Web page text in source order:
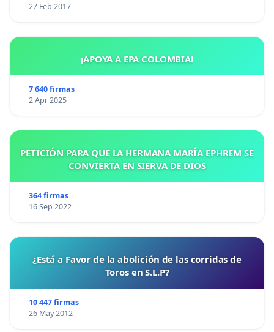
27 Feb 2017
¡APOYA A EPA COLOMBIA!
7 640 firmas
2 Apr 2025
PETICIÓN PARA QUE LA HERMANA MARÍA EPHREM SE
CONVIERTA EN SIERVA DE DIOS
364 firmas
16 Sep 2022
¿Está a Favor de la abolición de las corridas de
Toros en S.L.P?
10 447 firmas
26 May 2012